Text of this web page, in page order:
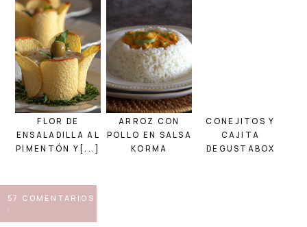
FLOR DE
ENSALADILLA AL
PIMENTÓN Y[...]
ARROZ CON
POLLO EN SALSA
KORMA
CONEJITOS Y
CAJITA
DEGUSTABOX
57 COMENTARIOS
: